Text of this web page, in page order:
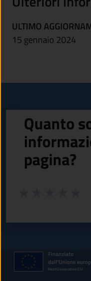
ULTIMO
15 gennaio 2024
Quanto
pagina?